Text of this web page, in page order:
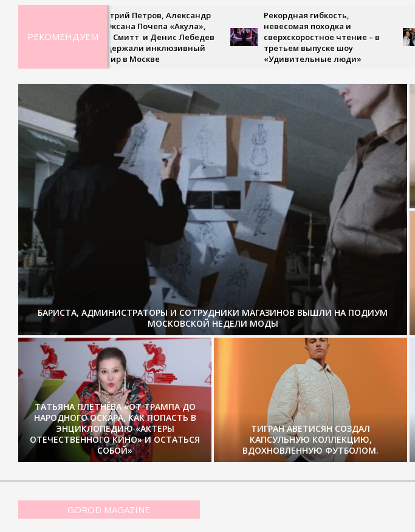
РЕКОМЕНДУЕМ
Дмитрий Петров, Александр
Ян, Оксана Почепа «Акула»,
Кира Смитт и Денис Лебедев
поддержали инклюзивный
турнир в Москве
Рекордная гибкость,
невесомая походка и
сверхскоростное чтение – в
третьем выпуске шоу
«Удивительные люди»
БАРИСТА, АДМИНИСТРАТОРЫ И СОТРУДНИКИ МАГАЗИНОВ ВЫШЛИ НА ПОДИУМ
МОСКОВСКОЙ НЕДЕЛИ МОДЫ
ТАТЬЯНА ПЛЕТНЁВА «ОТ ТРАМПА ДО
НАРОДНОГО ОСКАРА, КАК ПОПАСТЬ В
ЭНЦИКЛОПЕДИЮ «АКТЕРЫ
ОТЕЧЕСТВЕННОГО КИНО» И ОСТАТЬСЯ
СОБОЙ»
ТИГРАН АВЕТИСЯН СОЗДАЛ
КАПСУЛЬНУЮ КОЛЛЕКЦИЮ,
ВДОХНОВЛЕННУЮ ФУТБОЛОМ.
GOROD MAGAZINE